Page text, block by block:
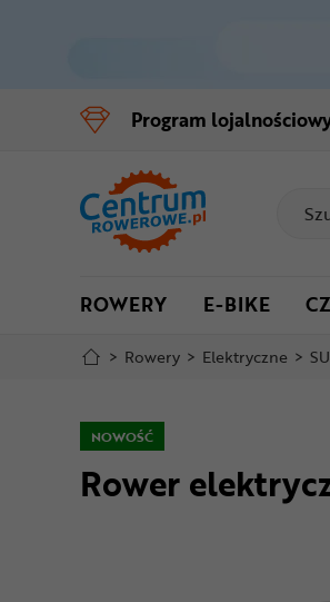
Menu główne
Informacje o produkcie
Do koszyka
Szczegółowe
Stopka
Program
ROWERY E-BIKE
> Rowery > Elektryczne >
NOWOŚĆ
Rower